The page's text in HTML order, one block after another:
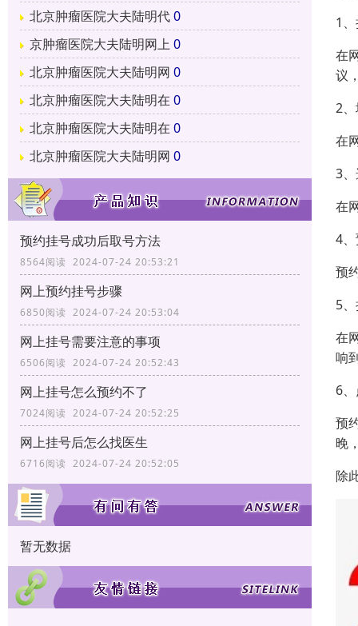
北京肿瘤医院大夫陆明代0
京肿瘤医院大夫陆明网上 0
北京肿瘤医院大夫陆明网 0
北京肿瘤医院大夫陆明在 0
北京肿瘤医院大夫陆明在 0
北京肿瘤医院大夫陆明网 0
预约挂号成功后取号方法
8564阅读 2024-07-24 20:53:21
网上预约挂号步骤
6850阅读 2024-07-24 20:53:04
网上挂号需要注意的事项
6506阅读 2024-07-24 20:52:43
网上挂号怎么预约不了
7024阅读 2024-07-24 20:52:25
网上挂号后怎么找医生
6716阅读 2024-07-24 20:52:05
暂无数据
1
在
议
2
在
3
在
4
预
5
在
响
6
预
晚
除